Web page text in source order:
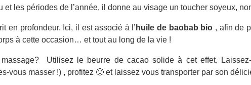
les périodes de l’année, il donne au visage un toucher soyeux,
en profondeur. Ici, il est associé à l’ huile de baobab bio , afin de
à cette occasion… et tout au long de la vie !
Utilisez le beurre de cacao solide à cet effet.
vous masser !) , profitez 🙂 et laissez vous transporter par son